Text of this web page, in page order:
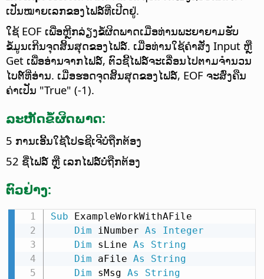
ເປັນໝາຍເລກຂອງໄຟລ໌ທີ່ເປີດຢູ່.
ໃຊ້ EOF ເພື່ອຫຼີກລ່ຽງຂໍ້ຜິດພາດເມື່ອທ່ານພະຍາຍາມຮັບ
ຂໍ້ມູນເກີນຈຸດສິ້ນສຸດຂອງໄຟລ໌. ເມື່ອທ່ານໃຊ້ຄຳສັ່ງ Input ຫຼື
Get ເພື່ອອ່ານຈາກໄຟລ໌, ຕົວຊີ້ໄຟລ໌ຈະເລື່ອນໄປຕາມຈຳນວນ
ໄບຕ໌ທີ່ອ່ານ. ເມື່ອຮອດຈຸດສິ້ນສຸດຂອງໄຟລ໌, EOF ຈະສົ່ງຄືນ
ຄ່າເປັນ "True" (-1).
ລະຫັດຂໍ້ຜິດພາດ:
5 ການເອີ້ນໃຊ້ໂປຣຊີເຈີບໍ່ຖືກຕ້ອງ
52 ຊື່ໄຟລ໌ ຫຼື ເລກໄຟລ໌ບໍ່ຖືກຕ້ອງ
ຕົວຢ່າງ:
Sub ExampleWorkWithAFile
Dim iNumber As
Integer
Dim sLine As
String
Dim aFile As
String
Dim sMsg As
String